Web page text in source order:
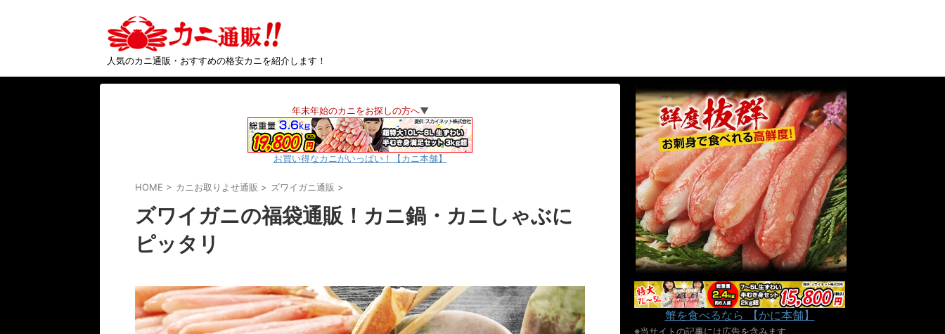
人気のカニ通販・おすすめの格安カニを紹介します！
年末年始のカニをお探しの方へ▼
お買い得なカニがいっぱい！【カニ本舗】
HOME > カニお取りよせ通販 > ズワイガニ通販 >
ズワイガニの福袋通販！カニ鍋・カニしゃぶに
ピッタリ
蟹を食べるなら 【かに本舗】
※当サイトの記事には広告を含みます